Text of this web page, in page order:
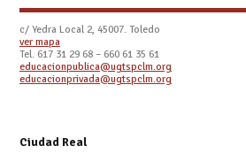
c/ Yedra Local 2, 45007. Toledo
ver mapa
Tel. 617 31 29 68 – 660 61 35 61
educacionpublica@ugtspclm.org
educacionprivada@ugtspclm.org
Ciudad Real